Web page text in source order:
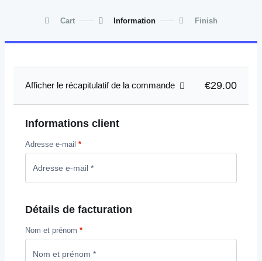
Cart Information Finish
Afficher le récapitulatif de la commande €29.00
Informations client
Adresse e-mail *
Détails de facturation
Nom et prénom *